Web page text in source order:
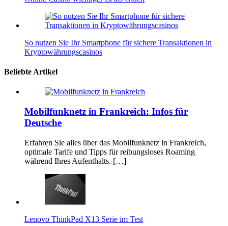
So nutzen Sie Ihr Smartphone für sichere Transaktionen in
Kryptowährungscasinos
Beliebte Artikel
Mobilfunknetz in Frankreich: Infos für
Deutsche
Erfahren Sie alles über das Mobilfunknetz in Frankreich,
optimale Tarife und Tipps für reibungsloses Roaming
während Ihres Aufenthalts. […]
Lenovo ThinkPad X13 Serie im Test